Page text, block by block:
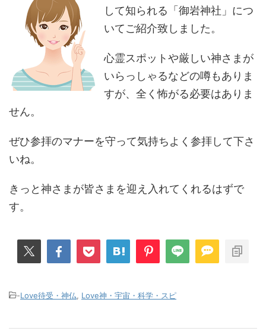
して知られる「御岩神社」につ
いてご紹介致しました。
心霊スポットや厳しい神さまが
いらっしゃるなどの噂もありま
すが、全く怖がる必要はありま
せん。
ぜひ参拝のマナーを守って気持ちよく参拝して下さ
いね。
きっと神さまが皆さまを迎え入れてくれるはずで
す。
-Love待受・神仏, Love神・宇宙・科学・スピ